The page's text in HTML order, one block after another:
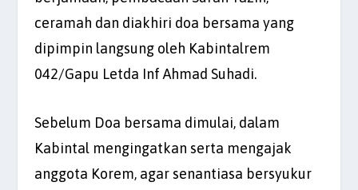
ceramah dan diakhiri doa bersama yang
dipimpin langsung oleh Kabintalrem
042/Gapu Letda Inf Ahmad Suhadi.
Sebelum Doa bersama dimulai, dalam
Kabintal mengingatkan serta mengajak
anggota Korem, agar senantiasa bersyukur